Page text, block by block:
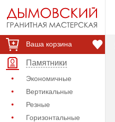
Ваша корзина
Памятники
Экономичные
Вертикальные
Резные
Горизонтальные